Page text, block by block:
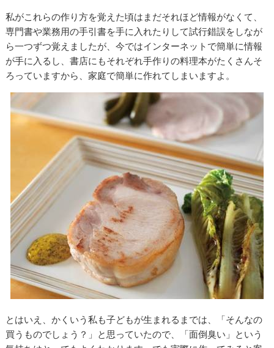
私がこれらの作り方を覚えた頃はまだそれほど情報がなくて、
専門書や業務用の手引書を手に入れたりして試行錯誤をしなが
ら一つずつ覚えましたが、今ではインターネットで簡単に情報
が手に入るし、書店にもそれぞれ手作りの料理本がたくさんそ
ろっていますから、家庭で簡単に作れてしまいますよ。
とはいえ、かくいう私も子どもが生まれるまでは、「そんなの
買うものでしょう？」と思っていたので、「面倒臭い」という